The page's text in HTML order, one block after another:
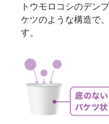
トウモロコシのデン
ケツのような構造で
す。